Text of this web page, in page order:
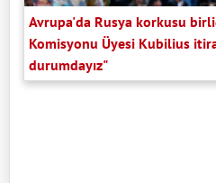
Avrupa'da Rusya korkusu
Komisyonu Üyesi Kubilius
durumdayız"